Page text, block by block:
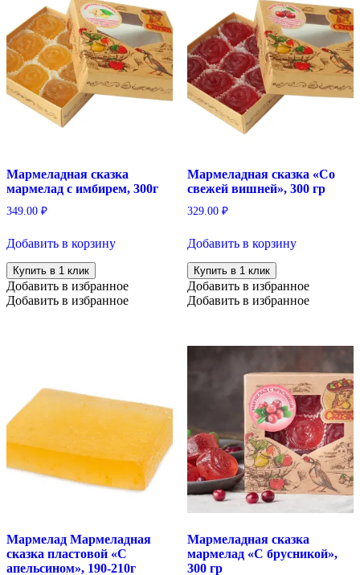
Мармеладная сказка
мармелад с имбирем, 300г
349.00 ₽
Добавить в корзину
Купить в 1 клик
Добавить в избранное
Добавить в избранное
Мармеладная сказка «Со
свежей вишней», 300 гр
329.00 ₽
Добавить в корзину
Купить в 1 клик
Добавить в избранное
Добавить в избранное
Мармелад Мармеладная
сказка пластовой «С
апельсином», 190-210г
Мармеладная сказка
мармелад «С брусникой»,
300 гр